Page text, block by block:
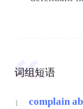
词组短语
1 complain